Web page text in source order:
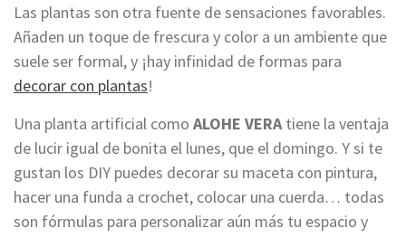
Las plantas son otra fuente de sensaciones favorables.
Añaden un toque de frescura y color a un ambiente que
suele ser formal, y ¡hay infinidad de formas para
decorar con plantas!
Una planta artificial como ALOHE VERAtiene la ventaja
de lucir igual de bonita el lunes, que el domingo. Y si te
gustan los DIY puedes decorar su maceta con pintura,
hacer una funda a crochet, colocar una cuerda… todas
son fórmulas para personalizar aún más tu espacio y